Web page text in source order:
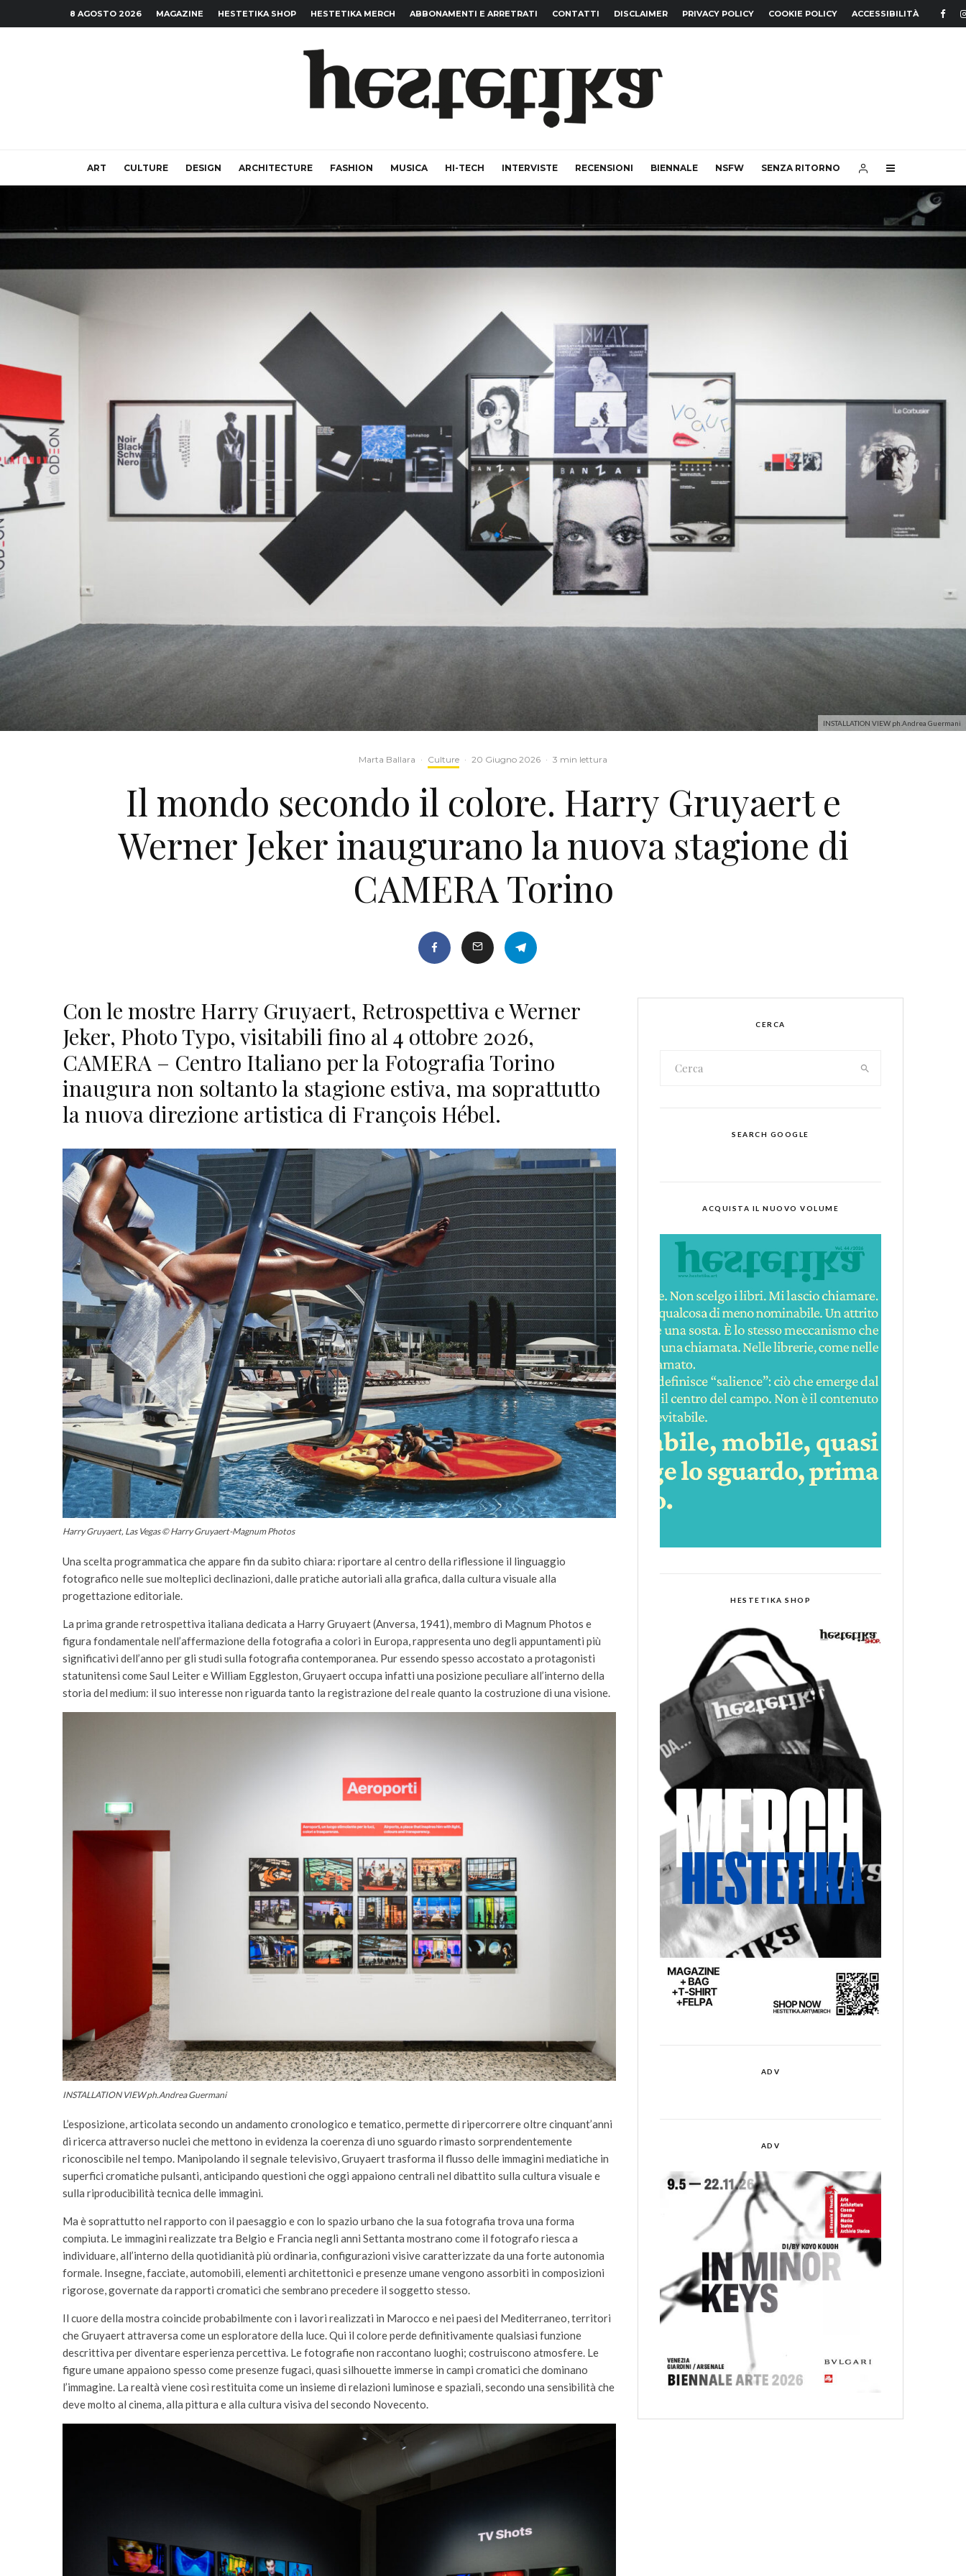
8 AGOSTO 2026 MAGAZINE HESTETIKA SHOP HESTETIKA MERCH ABBONAMENTI E ARRETRATI CONTATTI DISCLAIMER PRIVACY POLICY COOKIE POLICY ACCESSIBILITÀ
ART CULTURE DESIGN ARCHITECTURE FASHION MUSICA HI-TECH INTERVISTE RECENSIONI BIENNALE NSFW SENZA RITORNO
INSTALLATION VIEW ph.Andrea Guermani
Marta Ballara · Culture · 20 Giugno 2026 · 3 min lettura
Il mondo secondo il colore. Harry Gruyaert e
Werner Jeker inaugurano la nuova stagione di
CAMERA Torino
Con le mostre Harry Gruyaert, Retrospettiva e Werner
Jeker, Photo Typo, visitabili fino al 4 ottobre 2026,
CAMERA – Centro Italiano per la Fotografia Torino
inaugura non soltanto la stagione estiva, ma soprattutto
la nuova direzione artistica di François Hébel.
Harry Gruyaert, Las Vegas © Harry Gruyaert-Magnum Photos
Una scelta programmatica che appare fin da subito chiara: riportare al centro della riflessione il linguaggio
fotografico nelle sue molteplici declinazioni, dalle pratiche autoriali alla grafica, dalla cultura visuale alla
progettazione editoriale.
La prima grande retrospettiva italiana dedicata a Harry Gruyaert (Anversa, 1941), membro di Magnum Photos e
figura fondamentale nell’affermazione della fotografia a colori in Europa, rappresenta uno degli appuntamenti più
significativi dell’anno per gli studi sulla fotografia contemporanea. Pur essendo spesso accostato a protagonisti
statunitensi come Saul Leiter e William Eggleston, Gruyaert occupa infatti una posizione peculiare all’interno della
storia del medium: il suo interesse non riguarda tanto la registrazione del reale quanto la costruzione di una visione.
INSTALLATION VIEW ph.Andrea Guermani
L’esposizione, articolata secondo un andamento cronologico e tematico, permette di ripercorrere oltre cinquant’anni
di ricerca attraverso nuclei che mettono in evidenza la coerenza di uno sguardo rimasto sorprendentemente
riconoscibile nel tempo. Manipolando il segnale televisivo, Gruyaert trasforma il flusso delle immagini mediatiche in
superfici cromatiche pulsanti, anticipando questioni che oggi appaiono centrali nel dibattito sulla cultura visuale e
sulla riproducibilità tecnica delle immagini.
Ma è soprattutto nel rapporto con il paesaggio e con lo spazio urbano che la sua fotografia trova una forma
compiuta. Le immagini realizzate tra Belgio e Francia negli anni Settanta mostrano come il fotografo riesca a
individuare, all’interno della quotidianità più ordinaria, configurazioni visive caratterizzate da una forte autonomia
formale. Insegne, facciate, automobili, elementi architettonici e presenze umane vengono assorbiti in composizioni
rigorose, governate da rapporti cromatici che sembrano precedere il soggetto stesso.
Il cuore della mostra coincide probabilmente con i lavori realizzati in Marocco e nei paesi del Mediterraneo, territori
che Gruyaert attraversa come un esploratore della luce. Qui il colore perde definitivamente qualsiasi funzione
descrittiva per diventare esperienza percettiva. Le fotografie non raccontano luoghi; costruiscono atmosfere. Le
figure umane appaiono spesso come presenze fugaci, quasi silhouette immerse in campi cromatici che dominano
l’immagine. La realtà viene così restituita come un insieme di relazioni luminose e spaziali, secondo una sensibilità che
deve molto al cinema, alla pittura e alla cultura visiva del secondo Novecento.
CERCA
SEARCH GOOGLE
ACQUISTA IL NUOVO VOLUME
HESTETIKA SHOP
ADV
ADV